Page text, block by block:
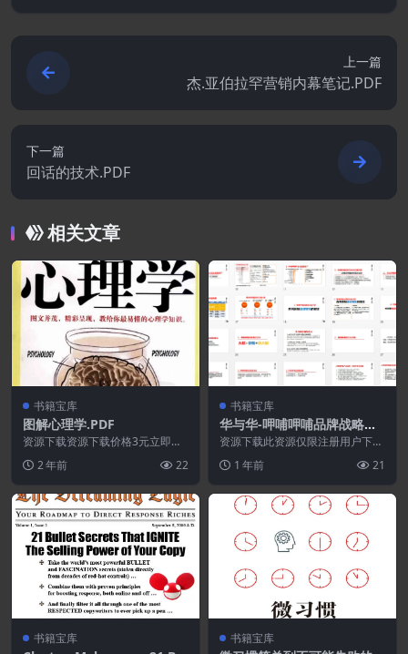
上一篇
杰.亚伯拉罕营销内幕笔记.PDF
下一篇
回话的技术.PDF
相关文章
书籍宝库
图解心理学.PDF
资源下载资源下载价格3元立即购
2 年前 22
书籍宝库
华与华-呷哺呷哺品牌战略创
意报告.PPT
资源下载此资源仅限注册用户下
保证所有资源永久更新资...
1 年前 21
书籍宝库 书籍宝库